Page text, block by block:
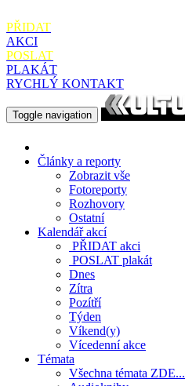
PŘIDAT
AKCI
POSLAT
PLAKÁT
RYCHLÝ KONTAKT
Toggle navigation
Články a reporty
Zobrazit vše
Fotoreporty
Rozhovory
Ostatní
Kalendář akcí
PŘIDAT akci
POSLAT plakát
Dnes
Zítra
Pozítří
Týden
Víkend(y)
Vícedenní akce
Témata
Všechna témata ZDE...